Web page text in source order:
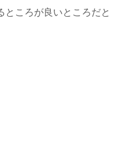
ところが良いところだと